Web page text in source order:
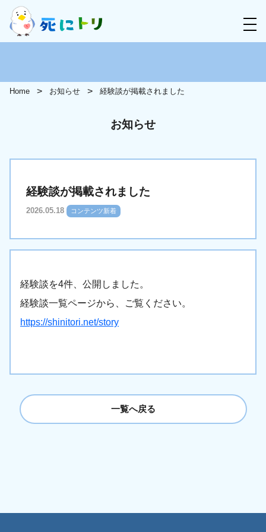
Home お知らせ 経験談が掲載されました
お知らせ
経験談が掲載されました
2026.05.18 コンテンツ新着
経験談を4件、公開しました。
経験談一覧ページから、ご覧ください。
https://shinitori.net/story
一覧へ戻る